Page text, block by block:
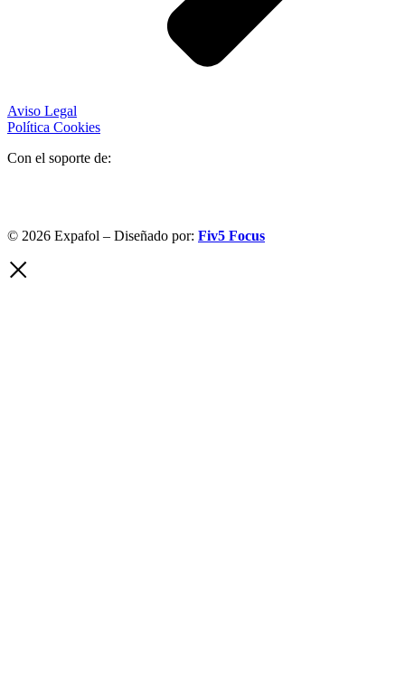
Aviso Legal
Política Cookies
Con el soporte de:
© 2026 Expafol – Diseñado por: Fiv5 Focus